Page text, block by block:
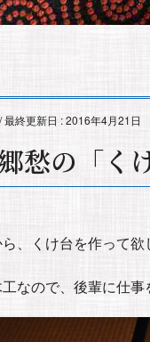
/ 最終更新日 :2016年4月21日
愁の「く
、くけ台を作って欲
なので、後輩に仕